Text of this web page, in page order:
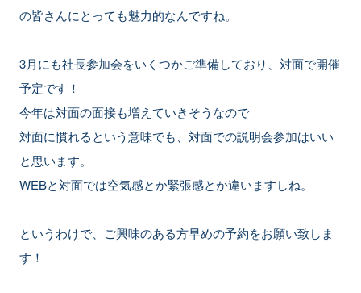
の皆さんにとっても魅力的なんですね。
3月にも社長参加会をいくつかご準備しており、対面で開催
予定です！
今年は対面の面接も増えていきそうなので
対面に慣れるという意味でも、対面での説明会参加はいい
と思います。
WEBと対面では空気感とか緊張感とか違いますしね。
というわけで、ご興味のある方早めの予約をお願い致しま
す！